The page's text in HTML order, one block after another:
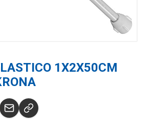
1X2X50CM